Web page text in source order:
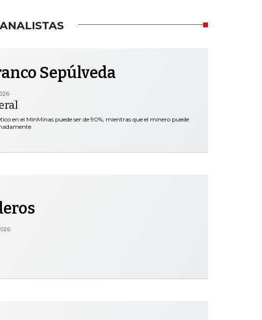
Sepúlveda
en el MinMinas puede ser de 90%, mientras que el minero puede